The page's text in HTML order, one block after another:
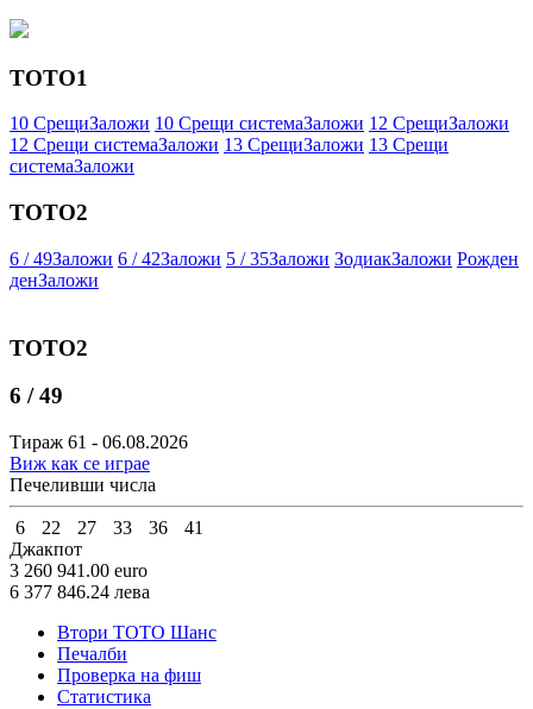
ТОТО1
10 СрещиЗаложи 10 Срещи системаЗаложи 12 СрещиЗаложи
12 Срещи системаЗаложи 13 СрещиЗаложи 13 Срещи
системаЗаложи
ТОТО2
6 / 49Заложи 6 / 42Заложи 5 / 35Заложи ЗодиакЗаложи Рожден
денЗаложи
ТОТО2
6 / 49
Тираж 61 - 06.08.2026
Виж как се играе
Печеливши числа
6 22 27 33 36
41
Джакпот
3 260 941.00 euro
6 377 846.24 лева
Втори ТОТО Шанс
Печалби
Проверка на фиш
Статистика